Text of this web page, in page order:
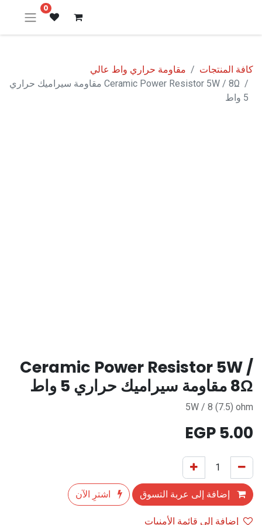
0
كافة المنتجات
مقاومة حراري واط عالي
Ceramic Power Resistor 5W / 8Ω مقاومة سيراميك حراري
5 واط
Ceramic Power Resistor 5W /
8Ω مقاومة سيراميك حراري 5 واط
5W / 8 (7.5) ohm
5.00
إضافة إلى عربة التسوق
اشترِ الآن
إضافة إلى قائمة الأمنيات